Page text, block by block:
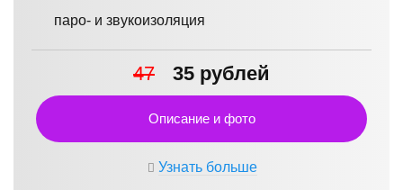
паро- и звукоизоляция
47 35 рублей
Описание и фото
Узнать больше